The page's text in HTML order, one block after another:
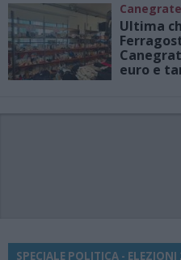
Ultima
euro e
SPECIALE POLITICA -